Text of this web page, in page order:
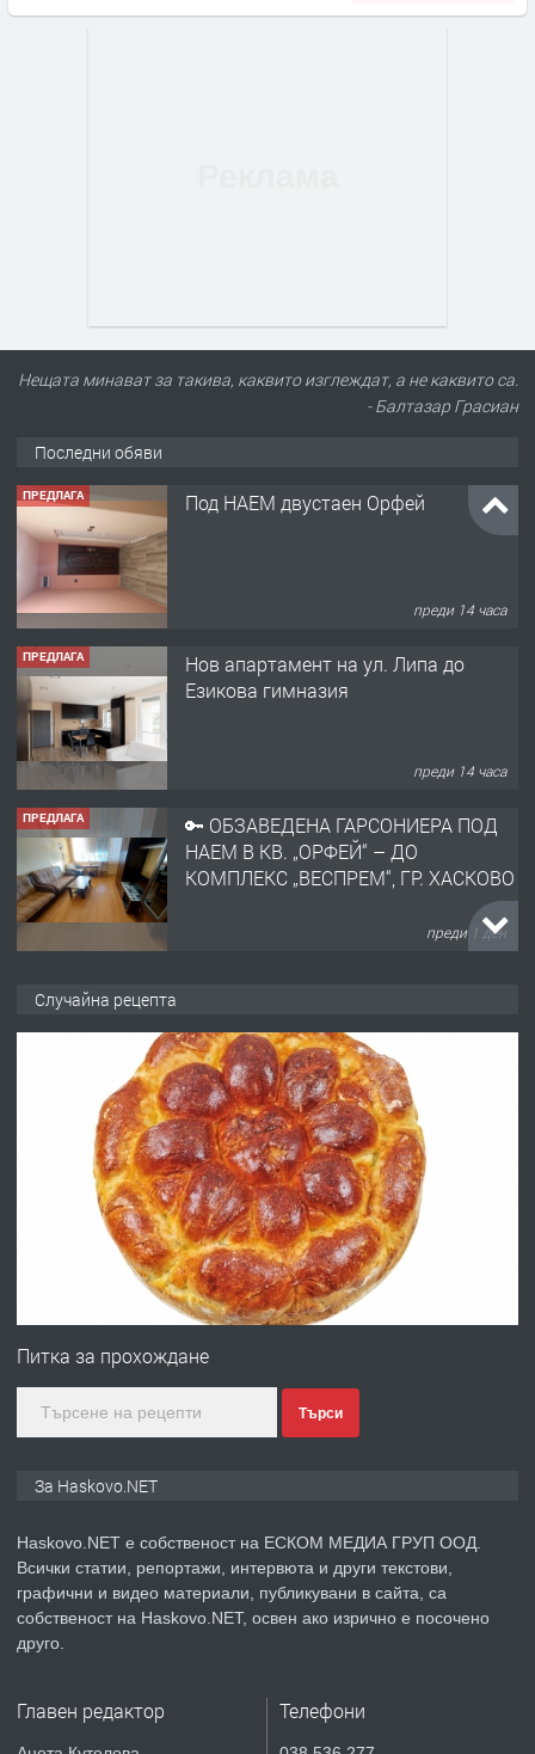
Нещата минават за такива, каквито изглеждат, а не каквито са.
- Балтазар Грасиан
Последни обяви
ПРЕДЛАГА Под НАЕМ двустаен Орфей
преди 14 часа
ПРЕДЛАГА
Нов апартамент на ул. Липа до
Езикова гимназия
преди 14 часа
ПРЕДЛАГА
🔑 ОБЗАВЕДЕНА ГАРСОНИЕРА ПОД
НАЕМ В КВ. „ОРФЕЙ“ – ДО
КОМПЛЕКС „ВЕСПРЕМ“, ГР. ХАСКОВО
преди 1 ден
АПАРТАМЕНТ В ЦЕНТЪРА НА ГР.
ХАСКОВО
Давам гараж под наем
№4120 Магазин/Офис под наем в кв.
градската градина!
преди 3 дни
ПРЕДЛАГА
Продавам парцел в гр. Хасково кв.
Случайна рецепта
Питка за прохождане
Търси
За Haskovo.NET
Haskovo.NET е собственост на ЕСКОМ МЕДИА ГРУП ООД.
Всички статии, репортажи, интервюта и други текстови,
графични и видео материали, публикувани в сайта, са
собственост на Haskovo.NET, освен ако изрично е посочено
друго.
Главен редактор Телефони